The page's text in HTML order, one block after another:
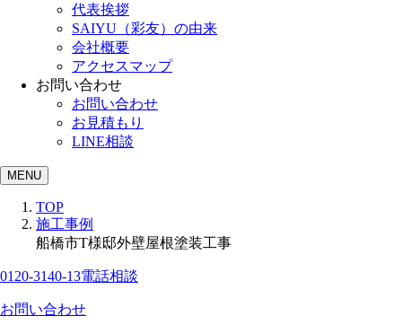
代表挨拶
SAIYU（彩友）の由来
会社概要
アクセスマップ
お問い合わせ
お問い合わせ
お見積もり
LINE相談
MENU
TOP
施工事例
船橋市T様邸外壁屋根塗装工事
0120-3140-13電話相談
お問い合わせ